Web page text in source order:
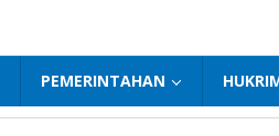
PEMERINTAHAN